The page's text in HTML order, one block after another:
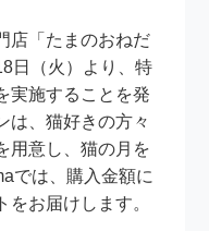
店「たまのおねだ
日（火）より、特
実施することを発
は、猫好きの方々
用意し、猫の月を
では、購入金額に
お届けします。